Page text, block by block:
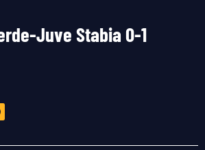
Juve Stabia 0-1